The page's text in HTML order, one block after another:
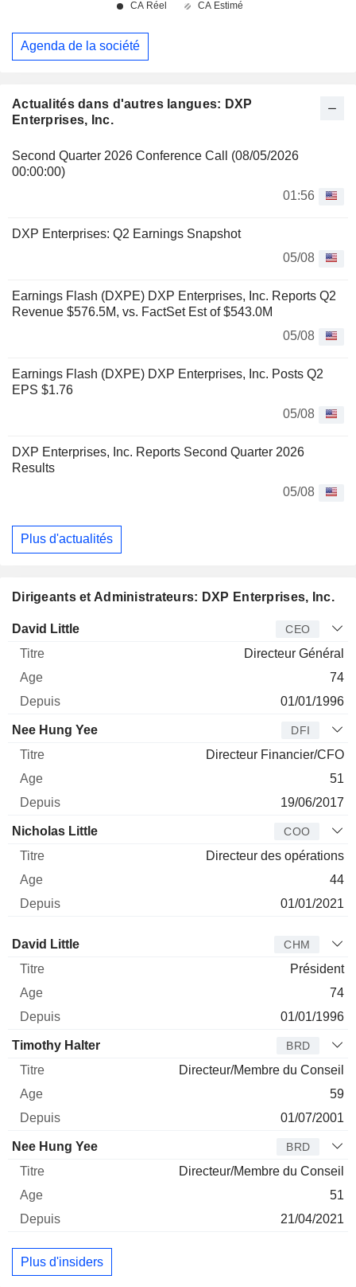
Actualités dans d'autres langues: DXP
Enterprises, Inc.
Second Quarter 2026 Conference Call (08/05/2026
00:00:00)
01:56
DXP Enterprises: Q2 Earnings Snapshot
05/08
Earnings Flash (DXPE) DXP Enterprises, Inc. Reports Q2
Revenue $576.5M, vs. FactSet Est of $543.0M
05/08
Earnings Flash (DXPE) DXP Enterprises, Inc. Posts Q2
EPS $1.76
05/08
DXP Enterprises, Inc. Reports Second Quarter 2026
Results
05/08
Plus d'actualités
Dirigeants et Administrateurs: DXP Enterprises, Inc.
Dirigeant Titre
David Little CEO
Directeur Général
74
01/01/1996
Nee Hung Yee DFI
Directeur Financier/CFO
51
19/06/2017
Nicholas Little COO
Directeur des opérations
44
01/01/2021
Administrateur
David Little CHM
Président
74
01/01/1996
Timothy Halter BRD
Directeur/Membre du Conseil
59
01/07/2001
Nee Hung Yee BRD
Directeur/Membre du Conseil
51
21/04/2021
Plus d'insiders
Agenda de la société